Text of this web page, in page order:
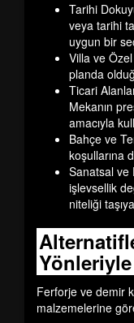
Tarihi
veya tarihi
uygun bir
Villa ve
planda
Ticari
Mekanın
amacıyla
Bahçe ve
koşullarına
Sanatsal ve
işlevsellik
niteliği
Yönleriyle
Ferforje ve demir
malzemelerine